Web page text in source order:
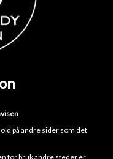
på andre sider som det
for bruk andre steder er